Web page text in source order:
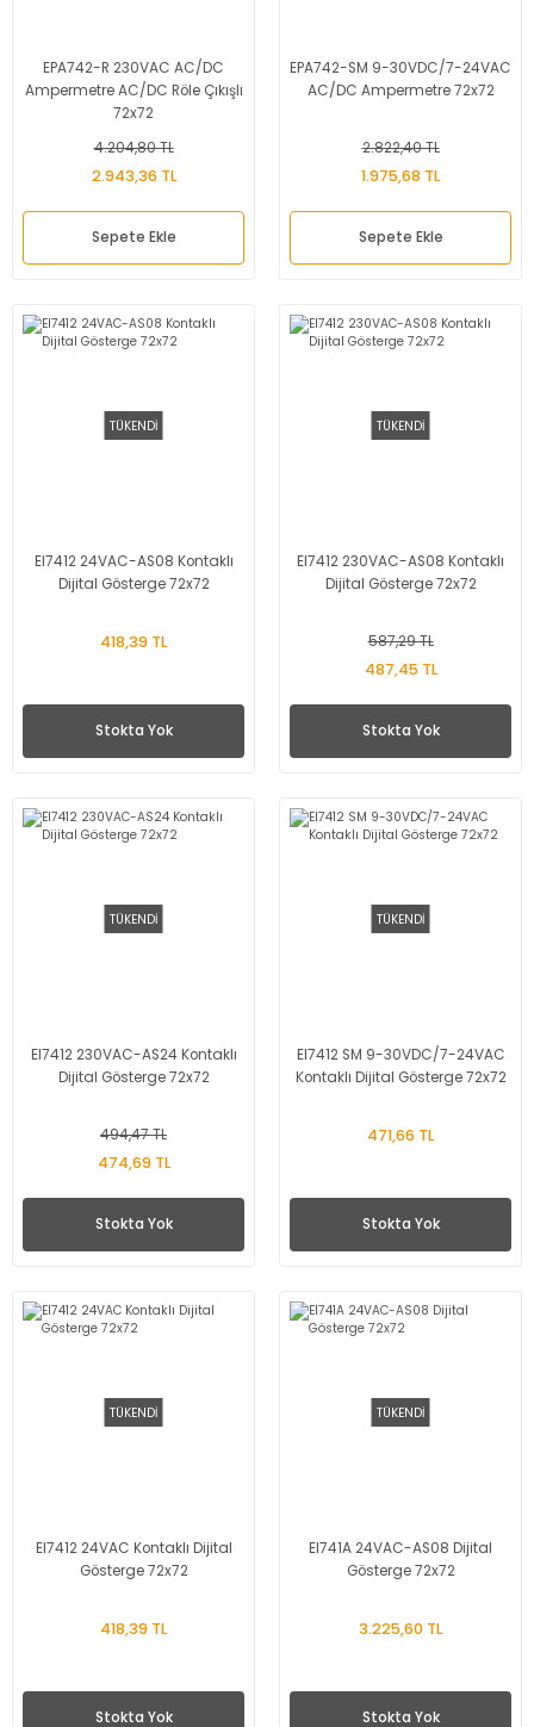
EPA742-R 230VAC AC/DC
Ampermetre AC/DC Röle Çıkışlı
72x72
4.204,80 TL
2.943,36 TL
Sepete Ekle
EPA742-SM 9-30VDC/7-24VAC
AC/DC Ampermetre 72x72
2.822,40 TL
1.975,68 TL
Sepete Ekle
TÜKENDİ
EI7412 24VAC-AS08 Kontaklı
Dijital Gösterge 72x72
418,39 TL
Stokta Yok
TÜKENDİ
EI7412 230VAC-AS08 Kontaklı
Dijital Gösterge 72x72
587,29 TL
487,45 TL
Stokta Yok
TÜKENDİ
EI7412 230VAC-AS24 Kontaklı
Dijital Gösterge 72x72
494,47 TL
474,69 TL
Stokta Yok
TÜKENDİ
EI7412 SM 9-30VDC/7-24VAC
Kontaklı Dijital Gösterge 72x72
471,66 TL
Stokta Yok
TÜKENDİ
EI7412 24VAC Kontaklı Dijital
Gösterge 72x72
418,39 TL
Stokta Yok
TÜKENDİ
EI741A 24VAC-AS08 Dijital
Gösterge 72x72
3.225,60 TL
Stokta Yok